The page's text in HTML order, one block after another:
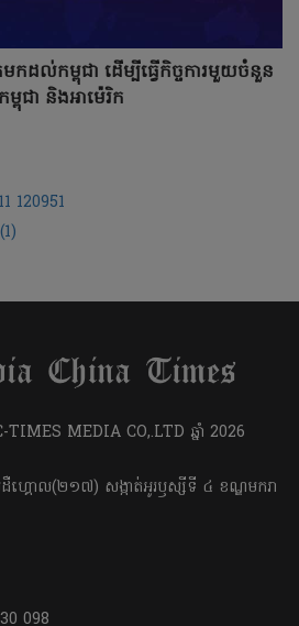
មកដល់កម្ពុជា ដើម្បីធ្វើកិច្ចការមួយចំនួន
ម្ពុជា និងអាម៉េរិក
MEDIA CO,.LTD ឆ្នាំ​ 2026
ហ្គោល(២១៧) សង្កាត់អូរឫស្សីទី ៤ ខណ្ឌមករា
098